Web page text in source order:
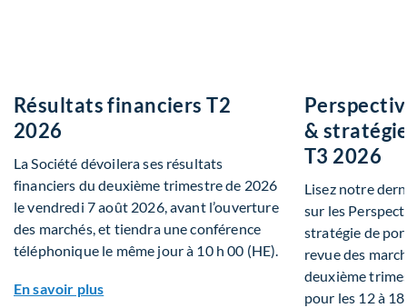
Résultats financiers T2
2026
La Société dévoilera ses résultats
financiers du deuxième trimestre de 2026
le vendredi 7 août 2026, avant l’ouverture
des marchés, et tiendra une conférence
téléphonique le même jour à 10 h 00 (HE).
En savoir plusÀ propos Résultats financiers T2 2026
&
T3 2026
Lisez notre
sur les
stratégie de
revue des
deuxième
pour les 12 à